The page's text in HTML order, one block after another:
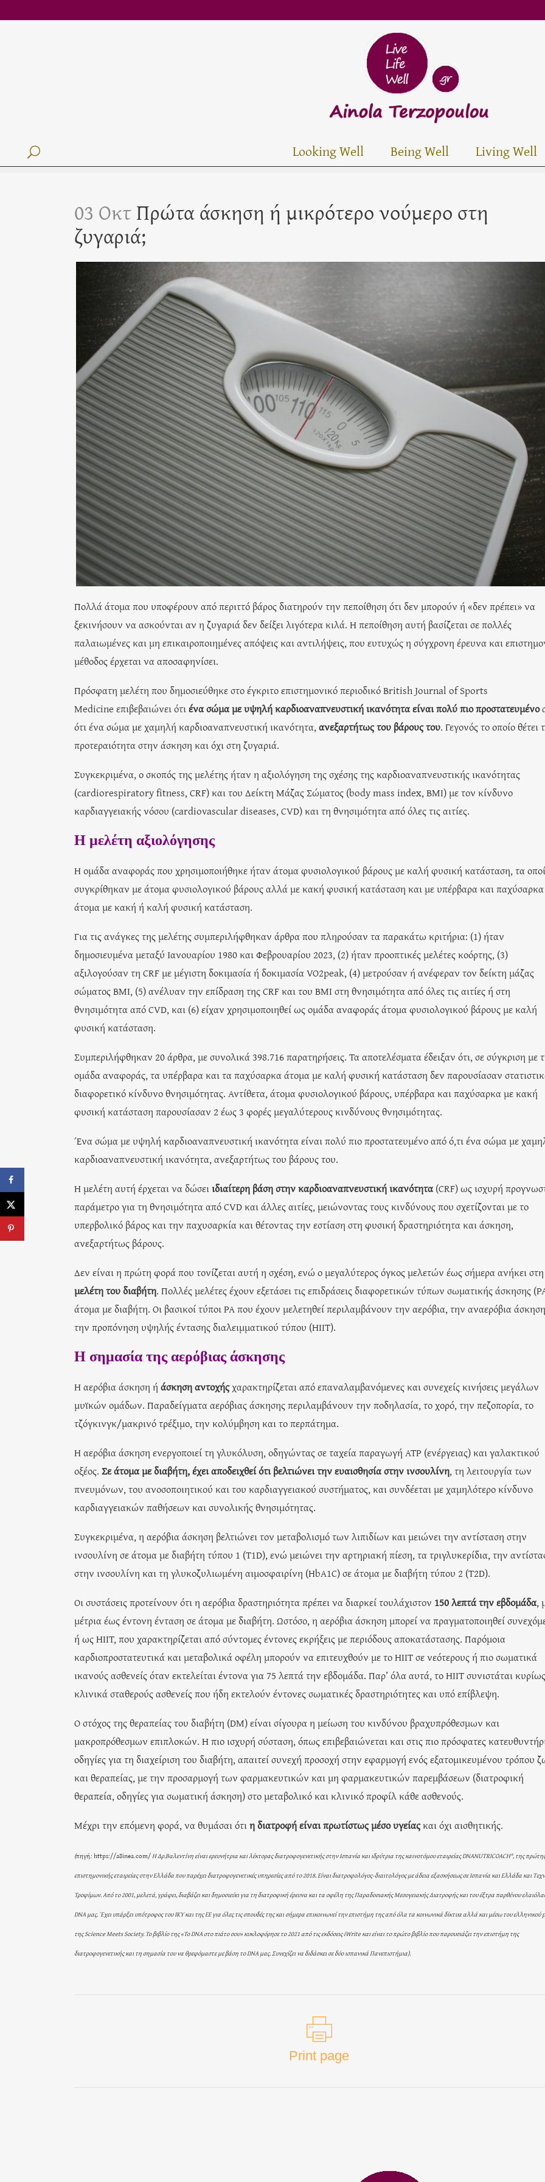
Looking Well Being Well Living Well
03 ΟκτΠρώτα άσκηση ή μικρότερο νούμερο στη
ζυγαριά;
Πολλά άτομα που υποφέρουν από περιττό βάρος διατηρούν την πεποίθηση ότι δεν μπορούν ή «δεν πρέπει» να
ξεκινήσουν να ασκούνται αν η ζυγαριά δεν δείξει λιγότερα κιλά. Η πεποίθηση αυτή βασίζεται σε πολλές
παλαιωμένες και μη επικαιροποιημένες απόψεις και αντιλήψεις, που ευτυχώς η σύγχρονη έρευνα και
μέθοδος έρχεται να αποσαφηνίσει.
Πρόσφατη μελέτη που δημοσιεύθηκε στο έγκριτο επιστημονικό περιοδικό British Journal of Sports
Medicine επιβεβαιώνει ότιένα σώμα με υψηλή καρδιοαναπνευστική ικανότητα είναι πολύ πιο προστατευμένο
ότι ένα σώμα με χαμηλή καρδιοαναπνευστική ικανότητα,ανεξαρτήτως του βάρους του. Γεγονός το οποίο θέτει
προτεραιότητα στην άσκηση και όχι στη ζυγαριά.
Συγκεκριμένα, ο σκοπός της μελέτης ήταν η αξιολόγηση της σχέσης της καρδιοαναπνευστικής ικανότητας
(cardiorespiratory fitness, CRF) και του Δείκτη Μάζας Σώματος (body mass index, BMI) με τον κίνδυνο
καρδιαγγειακής νόσου (cardiovascular diseases, CVD) και τη θνησιμότητα από όλες τις αιτίες.
Η μελέτη αξιολόγησης
Η ομάδα αναφοράς που χρησιμοποιήθηκε ήταν άτομα φυσιολογικού βάρους με καλή φυσική κατάσταση, τα
συγκρίθηκαν με άτομα φυσιολογικού βάρους αλλά με κακή φυσική κατάσταση και με υπέρβαρα και παχύσαρκα
άτομα με κακή ή καλή φυσική κατάσταση.
Για τις ανάγκες της μελέτης συμπεριλήφθηκαν άρθρα που πληρούσαν τα παρακάτω κριτήρια: (1) ήταν
δημοσιευμένα μεταξύ Ιανουαρίου 1980 και Φεβρουαρίου 2023, (2) ήταν προοπτικές μελέτες κοόρτης, (3)
αξιλογούσαν τη CRF με μέγιστη δοκιμασία ή δοκιμασία VO2peak, (4) μετρούσαν ή ανέφεραν τον δείκτη μάζας
σώματος BMI, (5) ανέλυαν την επίδραση της CRF και του BMI στη θνησιμότητα από όλες τις αιτίες ή στη
θνησιμότητα από CVD, και (6) είχαν χρησιμοποιηθεί ως ομάδα αναφοράς άτομα φυσιολογικού βάρους με καλή
φυσική κατάσταση.
Συμπεριλήφθηκαν 20 άρθρα, με συνολικά 398.716 παρατηρήσεις. Τα αποτελέσματα έδειξαν ότι, σε σύγκριση με
ομάδα αναφοράς, τα υπέρβαρα και τα παχύσαρκα άτομα με καλή φυσική κατάσταση δεν παρουσίασαν
διαφορετικό κίνδυνο θνησιμότητας. Αντίθετα, άτομα φυσιολογικού βάρους, υπέρβαρα και παχύσαρκα με κακή
φυσική κατάσταση παρουσίασαν 2 έως 3 φορές μεγαλύτερους κινδύνους θνησιμότητας.
Ένα σώμα με υψηλή καρδιοαναπνευστική ικανότητα είναι πολύ πιο προστατευμένο από ό,τι ένα σώμα με
καρδιοαναπνευστική ικανότητα, ανεξαρτήτως του βάρους του.
Η μελέτη αυτή έρχεται να δώσειιδιαίτερη βάση στην καρδιοαναπνευστική ικανότητα(CRF) ως ισχυρή
παράμετρο για τη θνησιμότητα από CVD και άλλες αιτίες, μειώνοντας τους κινδύνους που σχετίζονται με το
υπερβολικό βάρος και την παχυσαρκία και θέτοντας την εστίαση στη φυσική δραστηριότητα και άσκηση,
ανεξαρτήτως βάρους.
Δεν είναι η πρώτη φορά που τονίζεται αυτή η σχέση, ενώ ο μεγαλύτερος όγκος μελετών έως σήμερα ανήκει στη
μελέτη του διαβήτη. Πολλές μελέτες έχουν εξετάσει τις επιδράσεις διαφορετικών τύπων σωματικής άσκησης
άτομα με διαβήτη. Οι βασικοί τύποι PA που έχουν μελετηθεί περιλαμβάνουν την αερόβια, την αναερόβια
την προπόνηση υψηλής έντασης διαλειμματικού τύπου (HIIT).
Η σημασία της αερόβιας άσκησης
Η αερόβια άσκηση ή άσκηση αντοχήςχαρακτηρίζεται από επαναλαμβανόμενες και συνεχείς κινήσεις μεγάλων
μυϊκών ομάδων. Παραδείγματα αερόβιας άσκησης περιλαμβάνουν την ποδηλασία, το χορό, την πεζοπορία, το
τζόγκινγκ/μακρινό τρέξιμο, την κολύμβηση και το περπάτημα.
Η αερόβια άσκηση ενεργοποιεί τη γλυκόλυση, οδηγώντας σε ταχεία παραγωγή ATP (ενέργειας) και γαλακτικού
οξέος. Σε άτομα με διαβήτη, έχει αποδειχθεί ότι βελτιώνει την ευαισθησία στην ινσουλίνη, τη λειτουργία των
πνευμόνων, του ανοσοποιητικού και του καρδιαγγειακού συστήματος, και συνδέεται με χαμηλότερο κίνδυνο
καρδιαγγειακών παθήσεων και συνολικής θνησιμότητας.
Συγκεκριμένα, η αερόβια άσκηση βελτιώνει τον μεταβολισμό των λιπιδίων και μειώνει την αντίσταση στην
ινσουλίνη σε άτομα με διαβήτη τύπου 1 (T1D), ενώ μειώνει την αρτηριακή πίεση, τα τριγλυκερίδια, την
στην ινσουλίνη και τη γλυκοζυλιωμένη αιμοσφαιρίνη (HbA1C) σε άτομα με διαβήτη τύπου 2 (T2D).
Οι συστάσεις προτείνουν ότι η αερόβια δραστηριότητα πρέπει να διαρκεί τουλάχιστον 150 λεπτά την εβδομάδα,
μέτρια έως έντονη ένταση σε άτομα με διαβήτη. Ωστόσο, η αερόβια άσκηση μπορεί να πραγματοποιηθεί
ή ως HIIT, που χαρακτηρίζεται από σύντομες έντονες εκρήξεις με περιόδους αποκατάστασης. Παρόμοια
καρδιοπροστατευτικά και μεταβολικά οφέλη μπορούν να επιτευχθούν με το HIIT σε νεότερους ή πιο σωματικά
ικανούς ασθενείς όταν εκτελείται έντονα για 75 λεπτά την εβδομάδα. Παρ’ όλα αυτά, το HIIT συνιστάται
κλινικά σταθερούς ασθενείς που ήδη εκτελούν έντονες σωματικές δραστηριότητες και υπό επίβλεψη.
Ο στόχος της θεραπείας του διαβήτη (DM) είναι σίγουρα η μείωση του κινδύνου βραχυπρόθεσμων και
μακροπρόθεσμων επιπλοκών. Η πιο ισχυρή σύσταση, όπως επιβεβαιώνεται και στις πιο πρόσφατες
οδηγίες για τη διαχείριση του διαβήτη, απαιτεί συνεχή προσοχή στην εφαρμογή ενός εξατομικευμένου τρόπου
και θεραπείας, με την προσαρμογή των φαρμακευτικών και μη φαρμακευτικών παρεμβάσεων (διατροφική
θεραπεία, οδηγίες για σωματική άσκηση) στο μεταβολικό και κλινικό προφίλ κάθε ασθενούς.
Μέχρι την επόμενη φορά, να θυμάσαι ότιη διατροφή είναι πρωτίστως μέσο υγείαςκαι όχι αισθητικής.
(πηγή: https://a8inea.com/Η Δρ.Βαλεντίνη είναι ερευνήτρια και λέκτορας διατροφογενετικής στην Ισπανία και ιδρύτρια της καινοτόμου εταιρείας DNANUTRICOACH®, της πρώτης
επιστημονικής εταιρείας στην Ελλάδα που παρέχει διατροφογενετικές υπηρεσίες από το 2018. Είναι διατροφολόγος-διαιτολόγος με άδεια εξασκήσεως σε Ισπανία και Ελλάδα και
Τροφίμων. Από το 2001, μελετά, γράφει, διαβάζει και δημοσιεύει για τη διατροφική έρευνα και τα οφέλη της Παραδοσιακής Μεσογειακής Διατροφής και του έξτρα παρθένου
DNA μας. Έχει υπάρξει υπότροφος του ΙΚΥ και της ΕΕ για όλες τις σπουδές της και σήμερα επικοινωνεί την επιστήμη της από όλα τα κοινωνικά δίκτυα αλλά και μέσω του ελληνικού
της Science Meets Society. Το βιβλίο της «Το DNA στο πιάτο σου» κυκλοφόρησε το 2021 από τις εκδόσεις iWrite και είναι το πρώτο βιβλίο που παρουσιάζει την επιστήμη της
διατροφογενετικής και τη σημασία του να θρεφόμαστε με βάση το DNA μας. Συνεχίζει να διδάσκει σε δύο ισπανικά Πανεπιστήμια).
Print page